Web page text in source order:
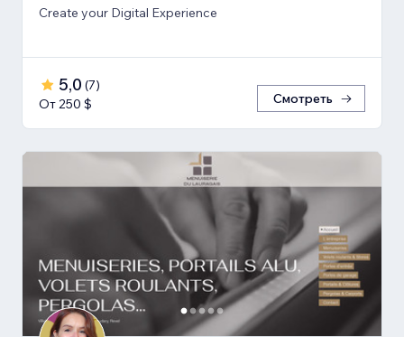
Create your Digital Experience
5,0 (7)
От 250 $
Смотреть